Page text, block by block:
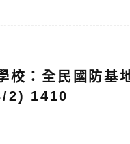
校：全民國防基
2) 1410